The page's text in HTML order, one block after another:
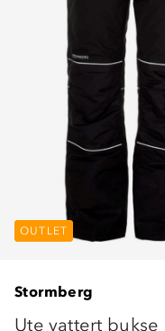
OUTLET
OUTLET
Stormberg
Ute vattert bukse